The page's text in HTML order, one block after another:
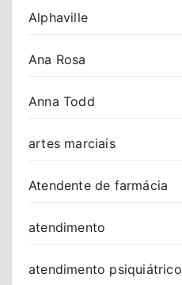
Alphaville
Ana Rosa
Anna Todd
artes marciais
Atendente de farmácia
atendimento
atendimento psiquiátrico